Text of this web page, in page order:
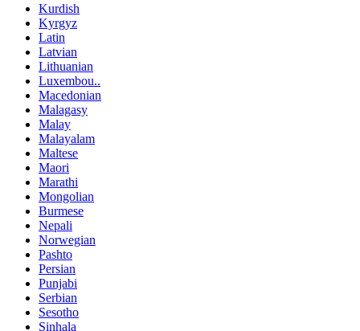
Kurdish
Kyrgyz
Latin
Latvian
Lithuanian
Luxembou..
Macedonian
Malagasy
Malay
Malayalam
Maltese
Maori
Marathi
Mongolian
Burmese
Nepali
Norwegian
Pashto
Persian
Punjabi
Serbian
Sesotho
Sinhala